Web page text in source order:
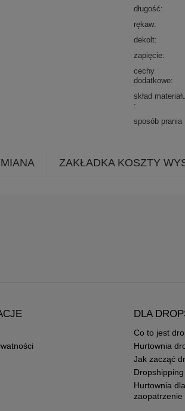
długość
rękaw
dekolt
zapięcie
cechy
dodatkowe
skład
sposób prania
ZAKŁADKA KOSZTY
DLA
Co to jest
Hurtownia
Jak zacząć
Hurtownia
zaopatrzenie